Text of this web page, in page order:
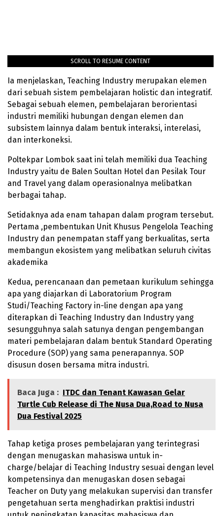
SCROLL TO RESUME CONTENT
Ia menjelaskan, Teaching Industry merupakan elemen
dari sebuah sistem pembelajaran holistic dan integratif.
Sebagai sebuah elemen, pembelajaran berorientasi
industri memiliki hubungan dengan elemen dan
subsistem lainnya dalam bentuk interaksi, interelasi,
dan interkoneksi.
Poltekpar Lombok saat ini telah memiliki dua Teaching
Industry yaitu de Balen Soultan Hotel dan Pesilak Tour
and Travel yang dalam operasionalnya melibatkan
berbagai tahap.
Setidaknya ada enam tahapan dalam program tersebut.
Pertama ,pembentukan Unit Khusus Pengelola Teaching
Industry dan penempatan staff yang berkualitas, serta
membangun ekosistem yang melibatkan seluruh civitas
akademika
Kedua, perencanaan dan pemetaan kurikulum sehingga
apa yang diajarkan di Laboratorium Program
Studi/Teaching Factory in-line dengan apa yang
diterapkan di Teaching Industry dan Industry yang
sesungguhnya salah satunya dengan pengembangan
materi pembelajaran dalam bentuk Standard Operating
Procedure (SOP) yang sama penerapannya. SOP
disusun dosen bersama mitra industri.
Baca Juga : ITDC dan Tenant Kawasan Gelar
Turtle Cub Release di The Nusa Dua,Road to Nusa
Dua Festival 2025
Tahap ketiga proses pembelajaran yang terintegrasi
dengan menugaskan mahasiswa untuk in-
charge/belajar di Teaching Industry sesuai dengan level
kompetensinya dan menugaskan dosen sebagai
Teacher on Duty yang melakukan supervisi dan transfer
pengetahuan serta menghadirkan praktisi industri